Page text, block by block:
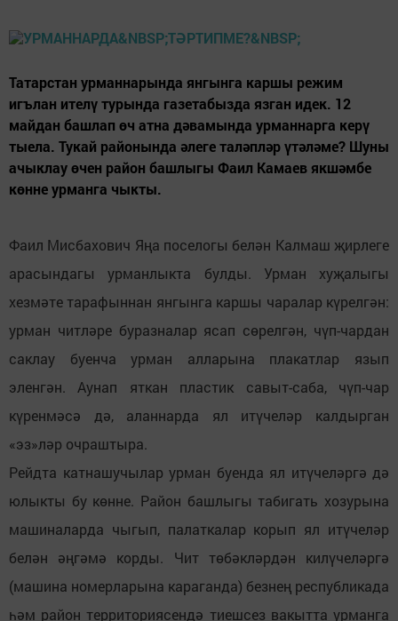
Татарстан урманнарында янгынга каршы режим
игълан ителү турында газетабызда язган идек. 12
майдан башлап өч атна дәвамында урманнарга керү
тыела. Тукай районында әлеге таләпләр үтәләме? Шуны
ачыклау өчен район башлыгы Фаил Камаев якшәмбе
көнне урманга чыкты.
Фаил Мисбахович Яңа поселогы белән Калмаш җирлеге
арасындагы урманлыкта булды. Урман хуҗалыгы
хезмәте тарафыннан янгынга каршы чаралар күрелгән:
урман читләре буразналар ясап сөрелгән, чүп-чардан
саклау буенча урман алларына плакатлар язып
эленгән. Аунап яткан пластик савыт-саба, чүп-чар
күренмәсә дә, аланнарда ял итүчеләр калдырган
«эз»ләр очраштыра.
Рейдта катнашучылар урман буенда ял итүчеләргә дә
юлыкты бу көнне. Район башлыгы табигать хозурына
машиналарда чыгып, палаткалар корып ял итүчеләр
белән әңгәмә корды. Чит төбәкләрдән килүчеләргә
(машина номерларына караганда) безнең республикада
һәм район территориясендә тиешсез вакытта урманга